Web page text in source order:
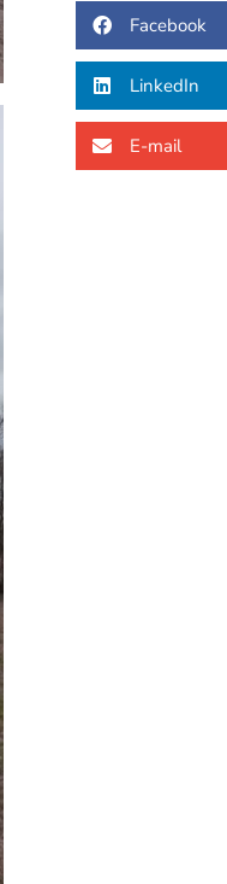
Facebook
LinkedIn
E-mail